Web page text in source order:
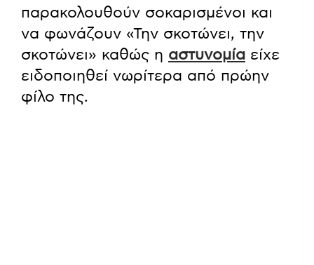
παρακολουθούν σοκαρισμένοι και
να φωνάζουν «Την σκοτώνει, την
σκοτώνει» καθώς η αστυνομία είχε
ειδοποιηθεί νωρίτερα από πρώην
φίλο της.